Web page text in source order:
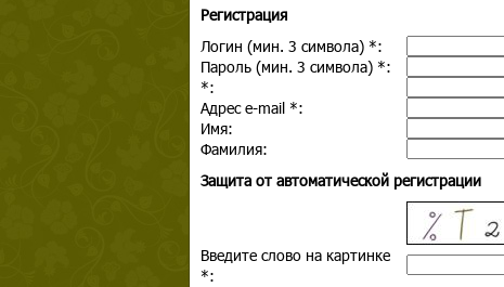
Регистрация
Логин (мин. 3 символа) *:
Пароль (мин. 3 символа) *:
*:
Адрес e-mail *:
Имя:
Фамилия:
Защита от автоматической регистрации
Введите слово на картинке
*: